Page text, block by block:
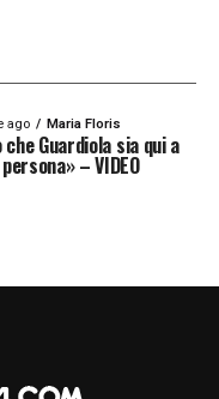
ago Maria Floris
Guardiola sia qui a
– VIDEO